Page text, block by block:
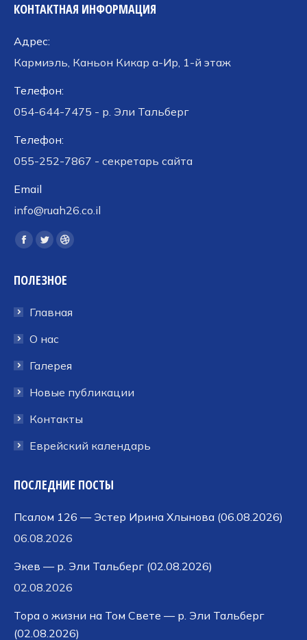
КОНТАКТНАЯ ИНФОРМАЦИЯ
Адрес:
Кармиэль, Каньон Кикар а-Ир, 1-й этаж
Телефон:
054-644-7475 - р. Эли Тальберг
Телефон:
055-252-7867 - секретарь сайта
Email
info@ruah26.co.il
Ищите нас:
Страница
открывается
новом
окне
Страница
открывается
новом
окне
Страница
открывается
новом
ПОЛЕЗНОЕ
Главная
О нас
Галерея
Новые публикации
Контакты
Еврейский календарь
ПОСЛЕДНИЕ ПОСТЫ
Псалом 126 — Эстер Ирина Хлынова (06.08.2026)
06.08.2026
Экев — р. Эли Тальберг (02.08.2026)
02.08.2026
Тора о жизни на Том Свете — р. Эли Тальберг
(02.08.2026)